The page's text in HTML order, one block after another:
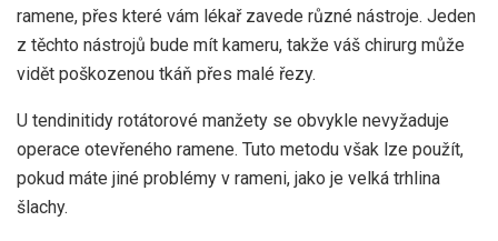
ramene, přes které vám lékař zavede různé nástroje. Jeden
z těchto nástrojů bude mít kameru, takže váš chirurg může
vidět poškozenou tkáň přes malé řezy.
U tendinitidy rotátorové manžety se obvykle nevyžaduje
operace otevřeného ramene. Tuto metodu však lze použít,
pokud máte jiné problémy v rameni, jako je velká trhlina
šlachy.